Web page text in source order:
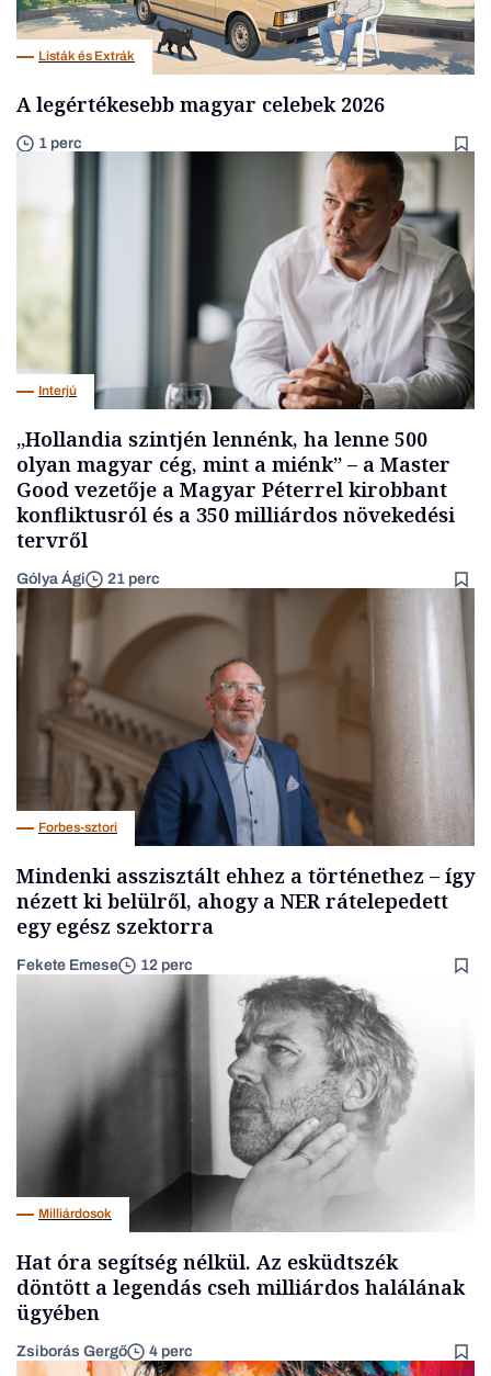
Listák és Extrák
A legértékesebb magyar celebek 2026
1 perc
Interjú
„Hollandia szintjén lennénk, ha lenne 500
olyan magyar cég, mint a miénk” – a Master
Good vezetője a Magyar Péterrel kirobbant
konfliktusról és a 350 milliárdos növekedési
tervről
Gólya Ági 21 perc
Forbes-sztori
Mindenki asszisztált ehhez a történethez – így
nézett ki belülről, ahogy a NER rátelepedett
egy egész szektorra
Fekete Emese 12 perc
Milliárdosok
Hat óra segítség nélkül. Az esküdtszék
döntött a legendás cseh milliárdos halálának
ügyében
Zsiborás Gergő 4 perc